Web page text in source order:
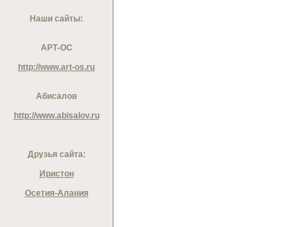
Наши сайты:
АРТ-ОС
http://www.art-os.ru
Абисалов
http://www.abisalov.ru
Друзья сайта:
Иристон
Осетия-Алания